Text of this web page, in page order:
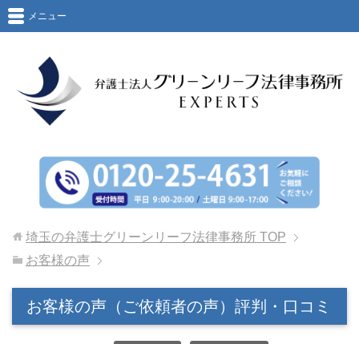
メニュー
埼玉の弁護士グリーンリーフ法律事務所 TOP
お客様の声
お客様の声（ご依頼者の声）評判・口コミ